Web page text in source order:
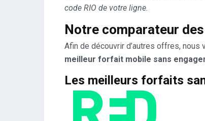
code RIO de votre ligne.
Notre comparateur
Afin de découvrir d’autres offres, nous
meilleur forfait mobile sans
Les meilleurs forfaits